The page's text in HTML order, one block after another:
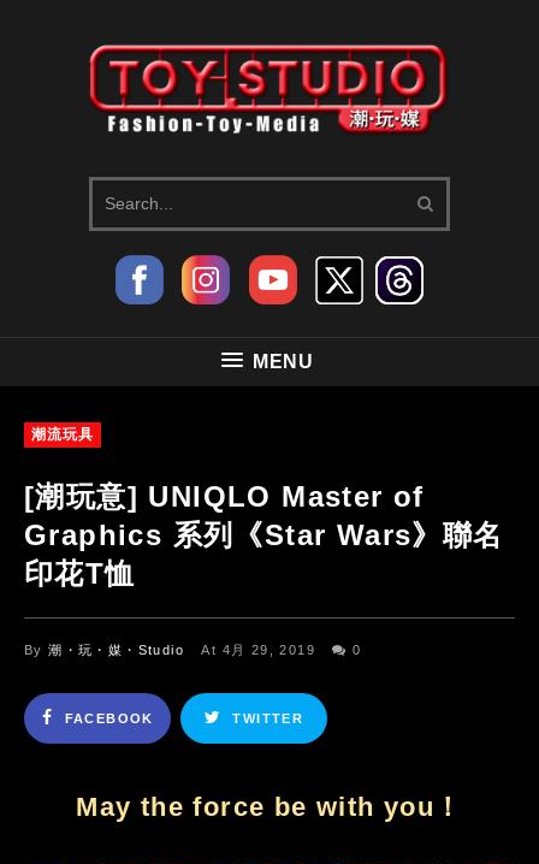
MENU
潮流玩具
[潮玩意] UNIQLO Master of
Graphics 系列《Star Wars》聯名
印花T恤
By潮・玩・媒・Studio At 4月 29, 2019 0
FACEBOOK TWITTER
May the force be with you！